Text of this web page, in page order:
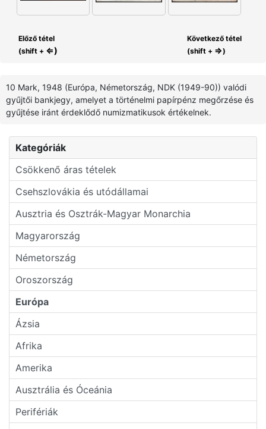
Kategóriák
Csökkenő áras tételek
Csehszlovákia és utódállamai
Ausztria és Osztrák-Magyar Monarchia
Magyarország
Németország
Oroszország
Európa
Ázsia
Afrika
Amerika
Ausztrália és Óceánia
Perifériák
Előző tétel
(shift + ⇐)
Következő tétel
(shift + ⇒)
10 Mark, 1948 (Európa, Németország, NDK (1949-90)) valódi
gyűjtői bankjegy, amelyet a történelmi papírpénz megőrzése és
gyűjtése iránt érdeklődő numizmatikusok értékelnek.